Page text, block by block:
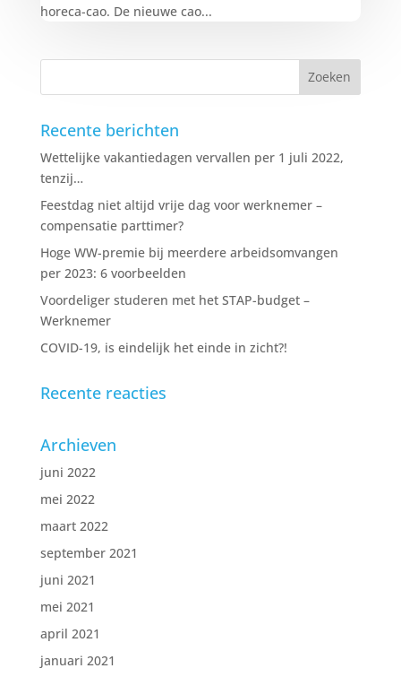
horeca-cao. De nieuwe cao...
Recente berichten
Wettelijke vakantiedagen vervallen per 1 juli 2022,
tenzij…
Feestdag niet altijd vrije dag voor werknemer –
compensatie parttimer?
Hoge WW-premie bij meerdere arbeidsomvangen
per 2023: 6 voorbeelden
Voordeliger studeren met het STAP-budget –
Werknemer
COVID-19, is eindelijk het einde in zicht?!
Recente reacties
Archieven
juni 2022
mei 2022
maart 2022
september 2021
juni 2021
mei 2021
april 2021
januari 2021